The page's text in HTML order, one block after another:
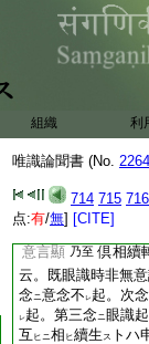
組織 利
唯識論聞書 (No.
714 715 716
点:有/無] [CITE]
一。故瑜伽説 等
知亦爾マデ。瑜伽
。既引論已
若爾經爾所時
也 云云 光胤申云
相續シテ轉スト意得カ
文
續而轉トアルヲ。
ナシ。難陀
互相續
意言顯 乃至 倶相續
云。既眼識時非無
念ニ意念不 レ起。次念
レ起。第三念ニ眼識起
互 ヒニ相 ヒ續生 ス トハ